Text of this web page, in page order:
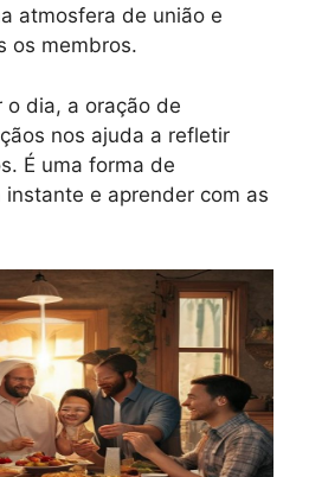
atmosfera de união e
os membros.
o dia, a oração de
nos ajuda a refletir
É uma forma de
e aprender com as